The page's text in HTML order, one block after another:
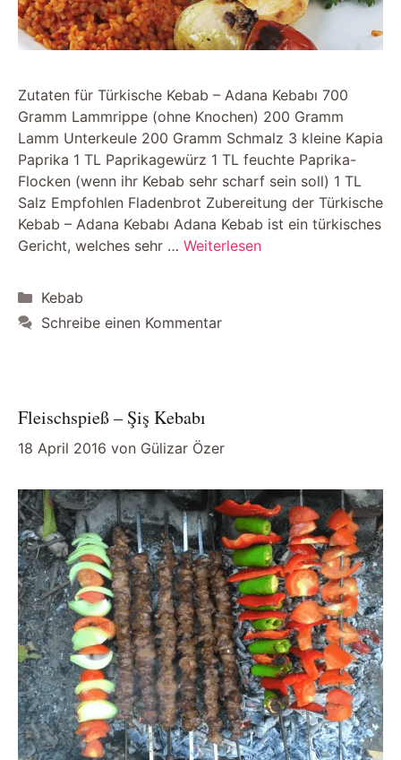
Zutaten für Türkische Kebab – Adana Kebabı 700
Gramm Lammrippe (ohne Knochen) 200 Gramm
Lamm Unterkeule 200 Gramm Schmalz 3 kleine Kapia
Paprika 1 TL Paprikagewürz 1 TL feuchte Paprika-
Flocken (wenn ihr Kebab sehr scharf sein soll) 1 TL
Salz Empfohlen Fladenbrot Zubereitung der Türkische
Kebab – Adana Kebabı Adana Kebab ist ein türkisches
Gericht, welches sehr … Weiterlesen
Kategorien
Kebab
Schreibe einen Kommentar
Fleischspieß – Şiş Kebabı
18 April 2016 von Gülizar Özer